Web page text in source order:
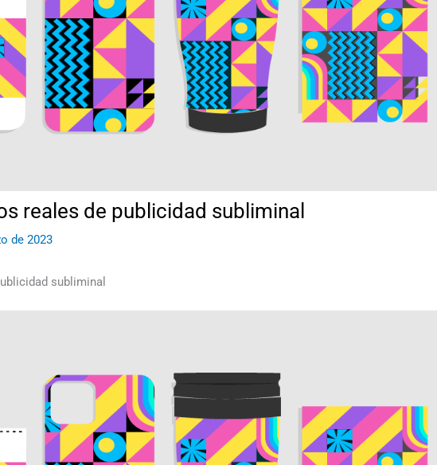
reales de publicidad subliminal
de 2023
subliminal